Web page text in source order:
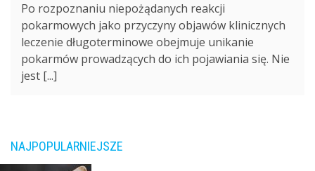
Po rozpoznaniu niepożądanych reakcji
pokarmowych jako przyczyny objawów klinicznych
leczenie długoterminowe obejmuje unikanie
pokarmów prowadzących do ich pojawiania się. Nie
jest [...]
NAJPOPULARNIEJSZE